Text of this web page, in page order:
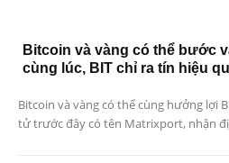
Bitcoin và vàng có thể bước
cùng lúc, BIT chỉ ra tín hiệu
Bitcoin và vàng có thể cùng hưởng lợi
tử trước đây có tên Matrixport, nhận